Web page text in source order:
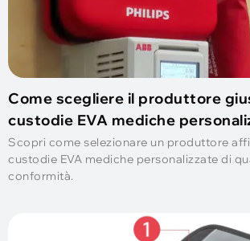
Come scegliere il produttore
custodie EVA mediche
Scopri come selezionare un produttore
custodie EVA mediche personalizzate di
conformità.